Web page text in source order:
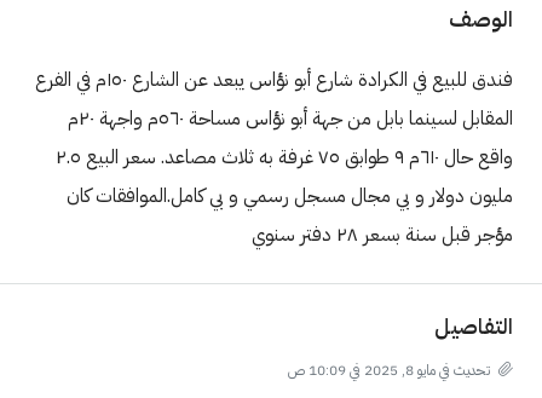
الوصف
فندق للبيع في الكرادة شارع أبو نؤاس يبعد عن الشارع ١٥٠م في الفرع
المقابل لسينما بابل من جهة أبو نؤاس مساحة ٥٦٠م واجهة ٢٠م
واقع حال ٦١٠م ٩ طوابق ٧٥ غرفة به ثلاث مصاعد. سعر البيع ٢.٥
مليون دولار و بي مجال مسجل رسمي و بي كامل.الموافقات كان
مؤجر قبل سنة بسعر ٢٨ دفتر سنوي
التفاصيل
تحديث في مايو 8, 2025 في 10:09 ص